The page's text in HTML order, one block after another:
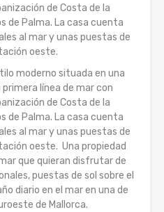
de Costa de la
de Palma. La casa cuenta
al mar y unas puestas de
oeste.
moderno situada en una
línea de mar con
de Costa de la
de Palma. La casa cuenta
al mar y unas puestas de
oeste. Una propiedad
que quieran disfrutar de
puestas de sol sobre el
diario en el mar en una de
de Mallorca.